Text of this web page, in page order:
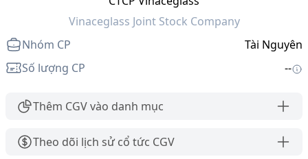
Vinaceglass Joint Stock Company
Nhóm CP
Tài Nguyên
Số lượng CP
--
Thêm CGV vào danh mục
Theo dõi lịch sử cổ tức CGV